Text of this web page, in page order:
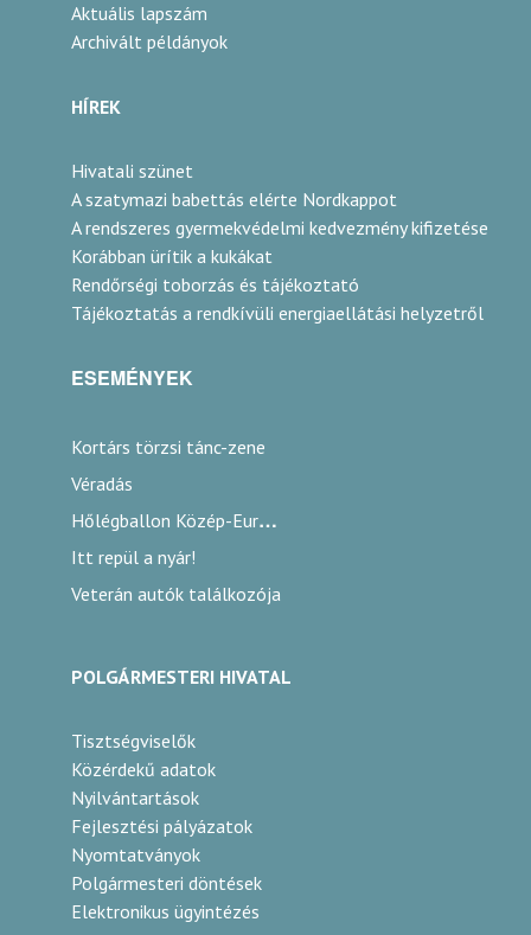
Aktuális lapszám
Archivált példányok
HÍREK
Hivatali szünet
A szatymazi babettás elérte Nordkappot
A rendszeres gyermekvédelmi kedvezmény kifizetése
Korábban ürítik a kukákat
Rendőrségi toborzás és tájékoztató
Tájékoztatás a rendkívüli energiaellátási helyzetről
ESEMÉNYEK
Kortárs törzsi tánc-zene
Véradás
Hőlégballon Közép-Európa Kupa
Itt repül a nyár!
Veterán autók találkozója
POLGÁRMESTERI HIVATAL
Tisztségviselők
Közérdekű adatok
Nyilvántartások
Fejlesztési pályázatok
Nyomtatványok
Polgármesteri döntések
Elektronikus ügyintézés